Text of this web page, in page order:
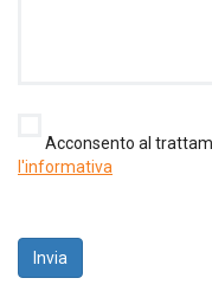
Acconsento al
l'informativa
Invia